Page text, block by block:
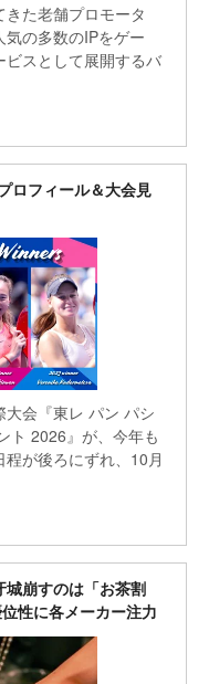
た老舗プロモータ
の多数のIPをゲー
ビスとして展開するバ
ロフィール＆大会見
会『東レ パン パシ
ト 2026』が、今年も
が後ろにずれ、10月
城崩すのは「お茶割
性に各メーカー注力